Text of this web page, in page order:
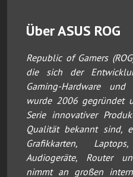
Über ASUS ROG
Republic of Gamers
die sich der
Gaming-Hardware
wurde 2006 gegründet
Serie innovativer
Qualität bekannt sind,
Grafikkarten,
Audiogeräte, Router
nimmt an großen